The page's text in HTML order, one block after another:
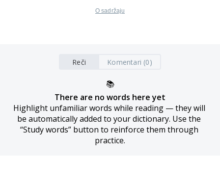
O sadržaju
Reči Komentari (0)
📚
There are no words here yet
Highlight unfamiliar words while reading — they will
be automatically added to your dictionary. Use the
“Study words” button to reinforce them through
practice.